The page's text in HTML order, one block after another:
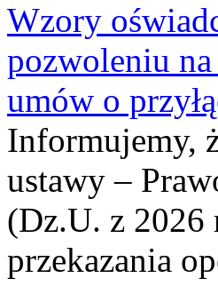
Wzory
pozwoleniu
umów o
Informujemy,
ustawy –
(Dz.U. z 2026
przekazania